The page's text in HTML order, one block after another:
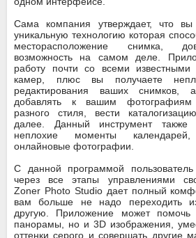
Сама компания утверждает, что вы
уникальную технологию которая
месторасположение снимка,
возможность на самом деле.
работу почти со всеми
камер, плюс вы получаете
редактирования ваших
добавлять к вашим
разного стиля, вести
далее. Данный инструмент также
неплохие моменты
онлайновые фотографии.
С данной программой
через все этапы управлениями
Zoner Photo Studio дает полный
вам больше не надо переходить
другую. Приложение может помочь
панорамы, но и 3D изображения,
оттенки серого и совершать другие